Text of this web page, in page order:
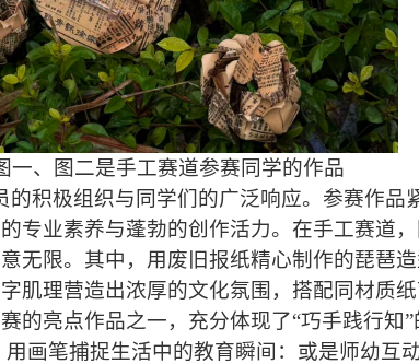
一、图二是手工赛道参赛同学的作品
积极组织与同学们的广泛响应。参赛作品
专业素养与蓬勃的创作活力。在手工赛道
无限。其中，用废旧报纸精心制作的琵琶
肌理营造出浓厚的文化氛围，搭配同材质
的亮点作品之一，充分体现了“巧手践行知
画笔捕捉生活中的教育瞬间：或是师幼互